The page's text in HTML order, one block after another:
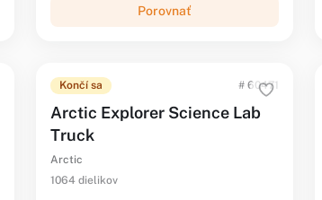
Porovnať
Končí sa # 60471
Arctic Explorer Science Lab
Truck
Arctic
1064 dielikov